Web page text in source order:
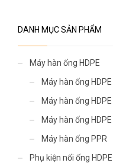
DANH MỤC SẢN PHẨM
Máy hàn ống HDPE
Máy hàn ống
Máy hàn ống
Máy hàn ống
Máy hàn ống PPR
Phụ kiện nối ống HDPE